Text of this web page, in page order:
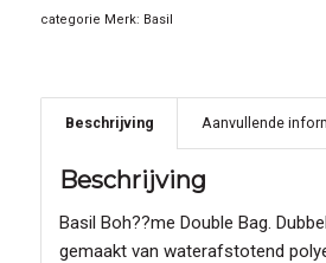
categorie Merk: Basil
Beschrijving Aanvullende
Beschrijving
Basil Boh??me Double Bag.
gemaakt van waterafstotend